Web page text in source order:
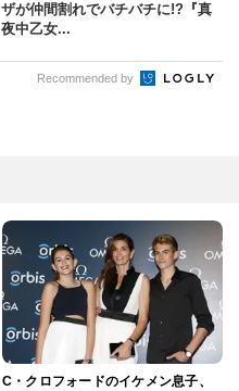
ザが仲間割れでバチバチに!?『真
夜中乙女...
Recommended by
C・クロフォードのイケメン息子、